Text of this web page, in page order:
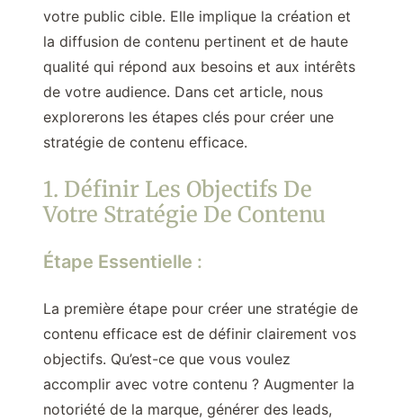
votre public cible. Elle implique la création et
la diffusion de contenu pertinent et de haute
qualité qui répond aux besoins et aux intérêts
de votre audience. Dans cet article, nous
explorerons les étapes clés pour créer une
stratégie de contenu efficace.
1. Définir Les Objectifs De
Votre Stratégie De Contenu
Étape Essentielle :
La première étape pour créer une stratégie de
contenu efficace est de définir clairement vos
objectifs. Qu’est-ce que vous voulez
accomplir avec votre contenu ? Augmenter la
notoriété de la marque, générer des leads,